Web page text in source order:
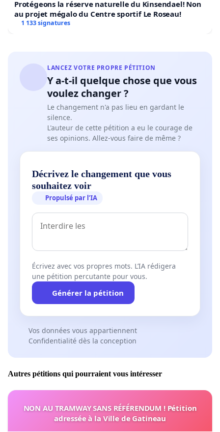
Protégeons la réserve naturelle du Kinsendael! Non
au projet mégalo du Centre sportif Le Roseau!
1 133 signatures
LANCEZ VOTRE PROPRE PÉTITION
Y a-t-il quelque chose que vous
voulez changer ?
Le changement n'a pas lieu en gardant le
silence.
L'auteur de cette pétition a eu le courage de
ses opinions. Allez-vous faire de même ?
Décrivez le changement que vous
souhaitez voir
Propulsé par l’IA
Écrivez avec vos propres mots. L’IA rédigera
une pétition percutante pour vous.
Générer la pétition
Vos données vous appartiennent
Confidentialité dès la conception
Autres pétitions qui pourraient vous intéresser
NON AU TRAMWAY SANS RÉFÉRENDUM ! Pétition
adressée à la Ville de Gatineau